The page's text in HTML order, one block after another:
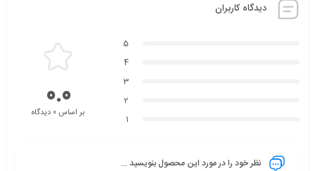
دیدگاه کاربران
5
4
3
2
1
0.0بر اساس 0 دیدگاه
نظر خود را در مورد این محصول بنویسید ...